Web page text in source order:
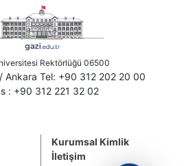
Rektörlüğü 06500
Ankara Tel: +90 312 202 20 00
: +90 312 221 32 02
Kurumsal Kimlik
İletişim